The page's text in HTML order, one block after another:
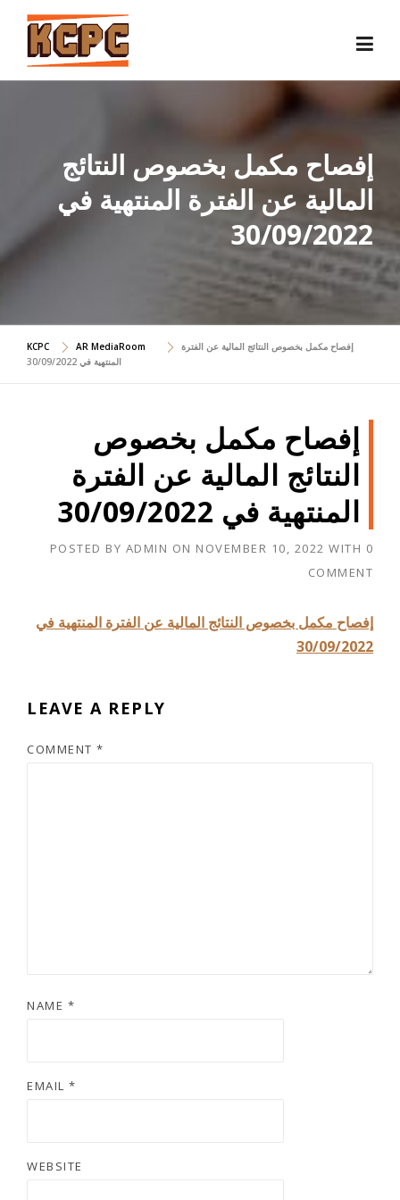
Skip
content
إفصاح مكمل بخصوص النتائج
المالية عن الفترة المنتهية في
30/09/2022
KCPC AR MediaRoom
إفصاح مكمل بخصوص النتائج المالية عن الفترة
المنتهية في 30/09/2022
إفصاح مكمل بخصوص
النتائج المالية عن الفترة
المنتهية في 30/09/2022
POSTED BY ADMIN ON NOVEMBER 10, 2022 WITH 0
COMMENT
إفصاح مكمل بخصوص النتائج المالية عن الفترة المنتهية في
30/09/2022
LEAVE A REPLY
COMMENT *
NAME *
EMAIL *
WEBSITE